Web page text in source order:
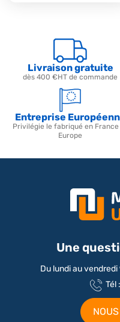
Livraison gratuite
dès 400 €HT de commande
Entreprise
Privilégie le fabriqué en
Europe
Une
Du lundi au
Tél